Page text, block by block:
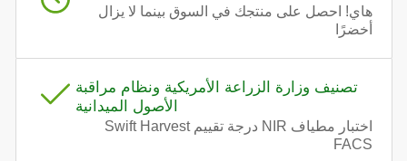
هاي! احصل على منتجك في السوق بينما لا يزال
أخضرًا
تصنيف وزارة الزراعة الأمريكية ونظام مراقبة
الأصول الميدانية
اختبار مطياف NIR درجة تقييم Swift Harvest
FACS